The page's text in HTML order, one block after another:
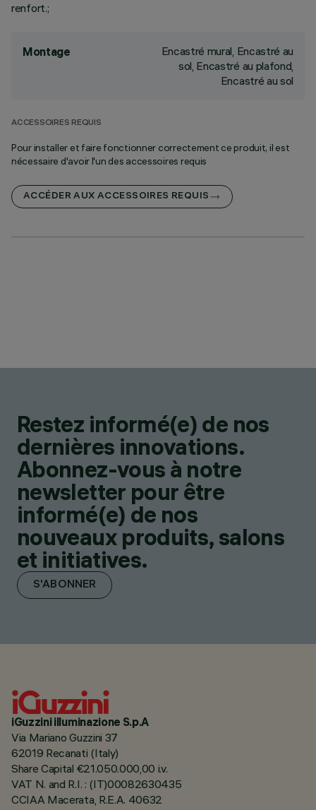
renfort.;
Montage
Encastré mural, Encastré au
sol, Encastré au plafond,
Encastré au sol
ACCESSOIRES REQUIS
Pour installer et faire fonctionner correctement ce produit, il est
nécessaire d'avoir l'un des accessoires requis
ACCÉDER AUX ACCESSOIRES REQUIS
Restez informé(e) de nos
dernières innovations.
Abonnez-vous à notre
newsletter pour être
informé(e) de nos
nouveaux produits, salons
et initiatives.
S'ABONNER
iGuzzini illuminazione S.p.A
Via Mariano Guzzini 37
62019 Recanati (Italy)
Share Capital €21.050.000,00 i.v.
VAT N. and R.I. : (IT)00082630435
CCIAA Macerata, R.E.A. 40632